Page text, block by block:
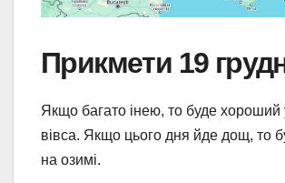
Прикмети 19
Якщо багато інею, то буде хороший
вівса. Якщо цього дня йде дощ, то
на озимі.